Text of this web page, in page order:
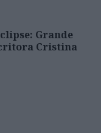
Grande
Cristina